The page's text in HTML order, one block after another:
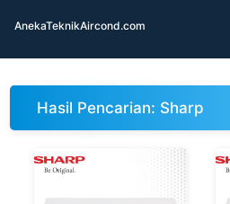
AnekaTeknikAircond.com
Hasil Pencarian: Sharp